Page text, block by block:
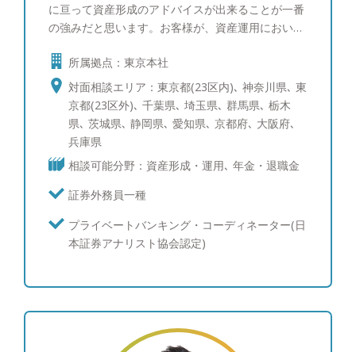
に亘って資産形成のアドバイスが出来ることが一番
の強みだと思います。お客様が、資産運用において
クワクするようなご提案やアドバイスが出来ること
を願っています。
所属拠点：東京本社
対面相談エリア：東京都(23区内)､ 神奈川県､ 東
京都(23区外)､ 千葉県､ 埼玉県､ 群馬県､ 栃木
県､ 茨城県､ 静岡県､ 愛知県､ 京都府､ 大阪府､
兵庫県
相談可能分野：資産形成・運用､ 年金・退職金
証券外務員一種
プライベートバンキング・コーディネーター(日
本証券アナリスト協会認定)